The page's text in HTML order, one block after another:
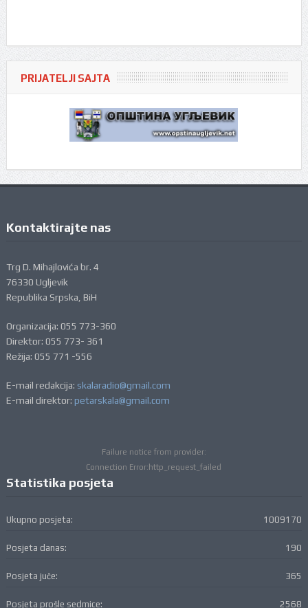
PRIJATELJI SAJTA
Kontaktirajte nas
Trg D. Mihajlovića br. 4
76330 Ugljevik
Republika Srpska, BiH
Organizacija: 055 773-360
Direktor: 055 773- 361
Režija: 055 771 -556
E-mail redakcija: skalaradio@gmail.com
E-mail direktor: petarskala@gmail.com
Failure notice from provider:
Connection Error:http_request_failed
Statistika posjeta
1009170
Ukupno posjeta:
190
Posjeta danas:
365
Posjeta juče:
2568
Posjeta prošle sedmice: